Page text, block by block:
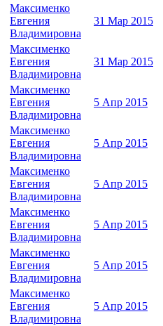
Максименко
Евгения
Владимировна
31 Мар 2015
Максименко
Евгения
Владимировна
31 Мар 2015
Максименко
Евгения
Владимировна
5 Апр 2015
Максименко
Евгения
Владимировна
5 Апр 2015
Максименко
Евгения
Владимировна
5 Апр 2015
Максименко
Евгения
Владимировна
5 Апр 2015
Максименко
Евгения
Владимировна
5 Апр 2015
Максименко
Евгения
Владимировна
5 Апр 2015